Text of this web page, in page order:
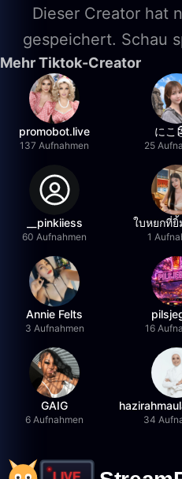
Dieser Creator hat
gespeichert. Schau
Mehr Tiktok-Creator
promobot.live
137 Aufnahmen
にこ
25
__pinkiiess
60 Aufnahmen
ใบหยกที่
1
Annie Felts
3 Aufnahmen 16
GAIG
6 Aufnahmen 34